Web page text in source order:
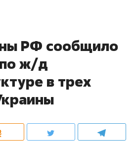
РФ сообщило
ж/д
в трех